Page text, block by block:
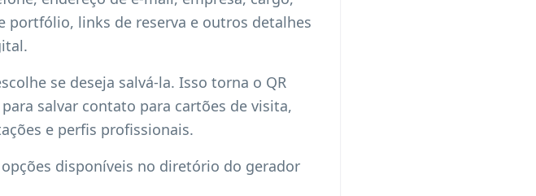
portfólio, links de reserva e outros detalhes
se deseja salvá-la. Isso torna o QR
salvar contato para cartões de visita,
e perfis profissionais.
disponíveis no diretório do gerador